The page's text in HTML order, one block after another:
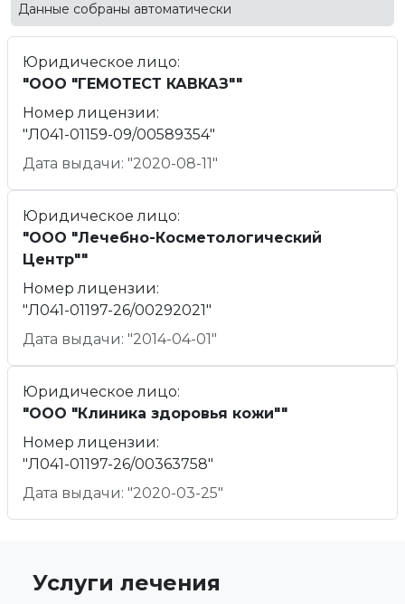
Данные собраны автоматически
Юридическое лицо:
"ООО "ГЕМОТЕСТ КАВКАЗ""
Номер лицензии:
"Л041-01159-09/00589354"
Дата выдачи: "2020-08-11"
Юридическое лицо:
"ООО "Лечебно-Косметологический
Центр""
Номер лицензии:
"Л041-01197-26/00292021"
Дата выдачи: "2014-04-01"
Юридическое лицо:
"ООО "Клиника здоровья кожи""
Номер лицензии:
"Л041-01197-26/00363758"
Дата выдачи: "2020-03-25"
Услуги лечения